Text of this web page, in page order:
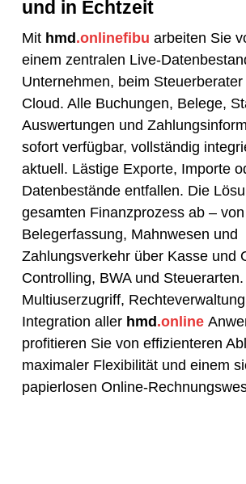
und in Echtzeit
Mit hmd.onlinefibu arbeiten Sie
einem zentralen Live-
Unternehmen, beim
Cloud. Alle Buchungen, Belege,
Auswertungen und
sofort verfügbar, vollständig
aktuell. Lästige Exporte, Importe
Datenbestände entfallen. Die
gesamten Finanzprozess ab – von
Belegerfassung, Mahnwesen und
Zahlungsverkehr über Kasse und
Controlling, BWA und
Multiuserzugriff,
Integration aller hmd.online
profitieren Sie von effizienteren
maximaler Flexibilität und einem
papierlosen Online-